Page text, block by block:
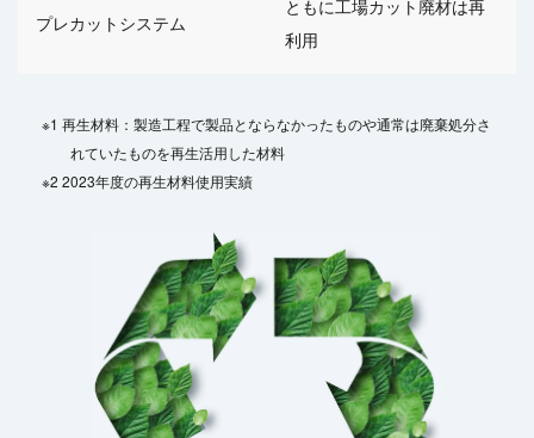
プレカットシステム
ともに工場カット廃材は再
利用
再生材料：製造工程で製品とならなかったものや通常は廃棄処分さ
れていたものを再生活用した材料
2023年度の再生材料使用実績